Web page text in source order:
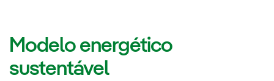
Modelo energético
sustentável